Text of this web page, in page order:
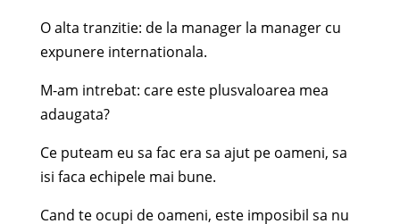
O alta tranzitie: de la manager la manager cu
expunere internationala.
M-am intrebat: care este plusvaloarea mea
adaugata?
Ce puteam eu sa fac era sa ajut pe oameni, sa
isi faca echipele mai bune.
Cand te ocupi de oameni, este imposibil sa nu